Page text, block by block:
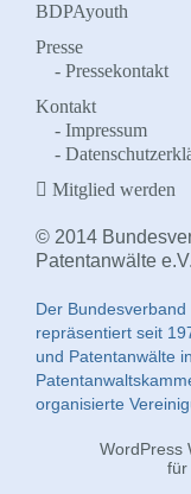
BDPAyouth
Presse
Pressekontakt
Kontakt
Impressum
Mitglied werden
© 2014
Patentanwälte e.V.
Der Bundesverband
repräsentiert seit
und Patentanwälte
organisierte
WordPress
für